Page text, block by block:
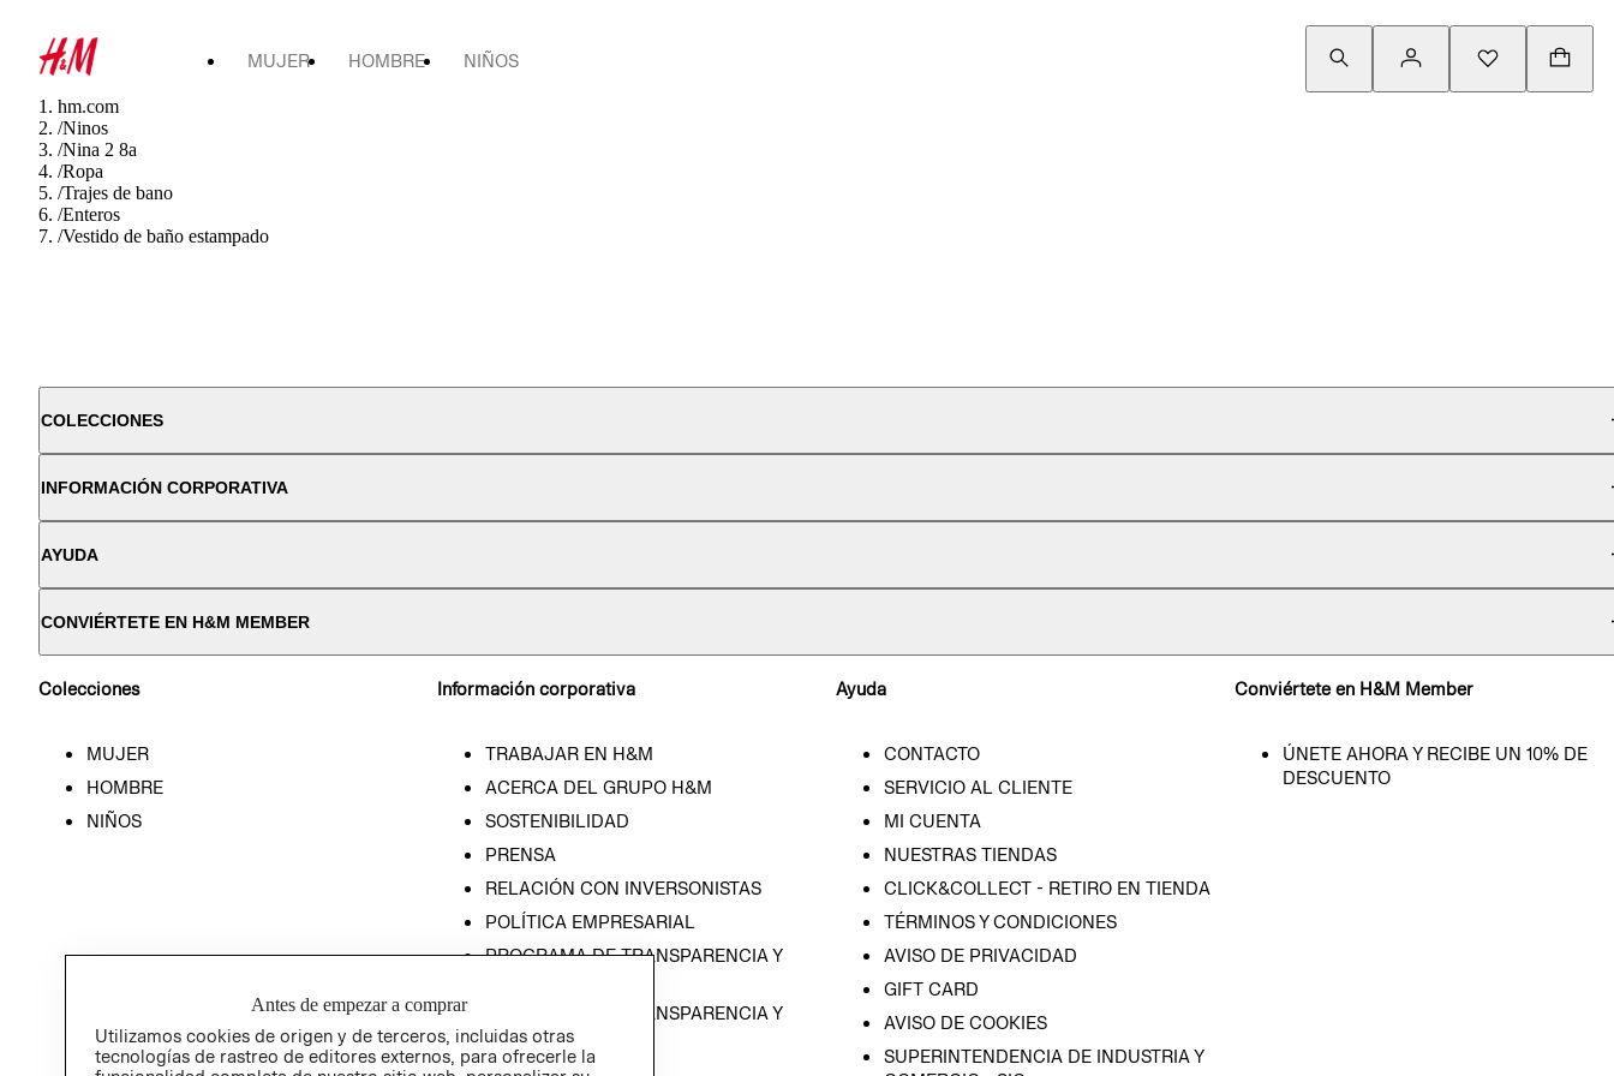
MUJER HOMBRE NIÑOS
hm.com
/Ninos
/Nina 2 8a
/Ropa
/Trajes de bano
/Enteros
/Vestido de baño estampado
COLECCIONES
INFORMACIÓN CORPORATIVA
AYUDA
CONVIÉRTETE EN H&M MEMBER
Colecciones
MUJER
HOMBRE
NIÑOS
Información corporativa
TRABAJAR EN H&M
ACERCA DEL GRUPO H&M
SOSTENIBILIDAD
PRENSA
RELACIÓN CON INVERSONISTAS
POLÍTICA EMPRESARIAL
PROGRAMA DE TRANSPARENCIA Y
PROGRAMA DE TRANSPARENCIA Y
ÉTICA (INGLÉS)
Ayuda
CONTACTO
SERVICIO AL CLIENTE
MI CUENTA
NUESTRAS TIENDAS
CLICK&COLLECT - RETIRO EN TIENDA
TÉRMINOS Y CONDICIONES
AVISO DE PRIVACIDAD
GIFT CARD
AVISO DE COOKIES
SUPERINTENDENCIA DE INDUSTRIA Y
Conviértete en H&M Member
ÚNETE AHORA Y RECIBE UN 10% DE
DESCUENTO
Antes de empezar a comprar
Utilizamos cookies de origen y de terceros, incluidas otras
tecnologías de rastreo de editores externos, para ofrecerle la